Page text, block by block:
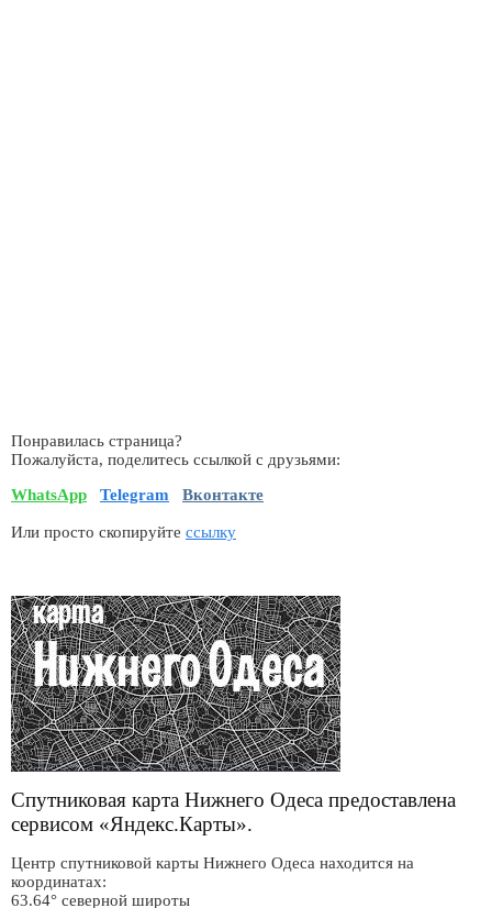
Понравилась страница?
Пожалуйста, поделитесь ссылкой с друзьями:
WhatsApp
Telegram Вконтакте
Или просто скопируйте ссылку
Спутниковая карта Нижнего Одеса предоставлена
сервисом «Яндекс.Карты».
Центр спутниковой карты Нижнего Одеса находится на
координатах:
63.64° северной широты